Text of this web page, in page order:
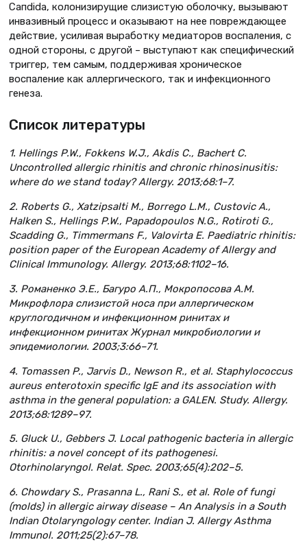
Caпdida, колонизирущие слизистую оболочку, вызывают
инвазивный процесс и оказывают на нее повреждающее
действие, усиливая выработку медиаторов воспаления, с
одной стороны, с другой – выступают как специфический
триггер, тем самым, поддерживая хроническое
воспаление как аллергического, так и инфекционного
генеза.
Список литературы
1. Hellings P.W., Fokkens W.J., Akdis С., Bachert C.
Uncontrolled allergic rhinitis and chronic rhinosinusitis:
where do we stand today? Allergy. 2013;68:1–7.
2. Roberts G., Xatzipsalti M., Borrego L.M., Custovic A.,
Halken S., Hellings P.W., Papadopoulos N.G., Rotiroti G.,
Scadding G., Timmermans F., Valovirta E. Paediatric rhinitis:
position paper of the European Academy of Allergy and
Clinical Immunology. Allergy. 2013;68:1102–16.
3. Романенко Э.Е., Багуро А.П., Мокропосова А.М.
Микрофлора слизистой носа при аллергическом
круглогодичном и инфекционном ринитах и
инфекционном ринитах Журнал микробиологии и
эпидемиологии. 2003;3:66–71.
4. Tomassen P., Jarvis D., Newson R., et al. Staphylococcus
aureus enterotoxin specific IgE and its association with
asthma in the general population: a GALEN. Study. Allergy.
2013;68:1289–97.
5. Gluck U., Gebbers J. Local pathogenic bacteria in allergic
rhinitis: a novel concept of its pathogenesi.
Otorhinolaryngol. Relat. Spec. 2003;65(4):202–5.
6. Chowdary S., Prasanna L., Rani S., et al. Role of fungi
(molds) in allergic airway disease – An Analysis in a South
Indian Otolaryngology center. Indian J. Allergy Asthma
Immunol. 2011;25(2):67–78.